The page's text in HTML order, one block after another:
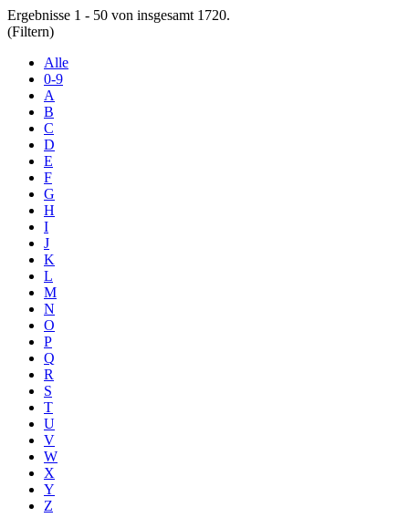
Ergebnisse 1 - 50 von insgesamt 1720.
(Filtern)
Alle
0-9
A
B
C
D
E
F
G
H
I
J
K
L
M
N
O
P
Q
R
S
T
U
V
W
X
Y
Z